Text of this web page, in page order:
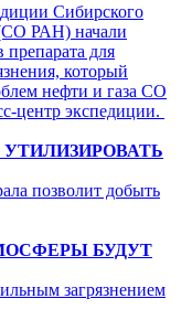
Сибирского
(СО РАН) начали
для
который
нефти и газа СО
центр экспедиции.
позволит добыть
БУДУТ
загрязнением